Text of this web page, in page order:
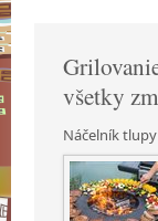
všetky
Náčelník